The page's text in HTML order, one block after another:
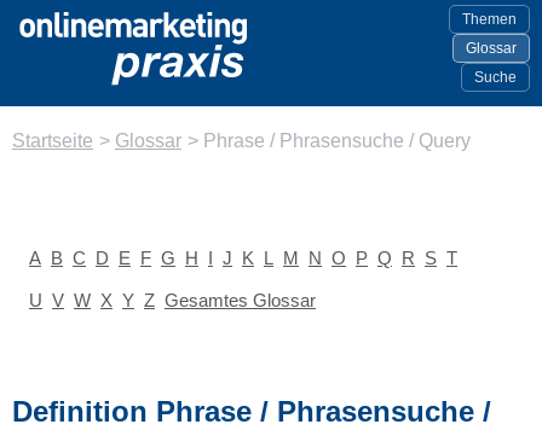
Themen
Glossar
Suche
Startseite > Glossar > Phrase / Phrasensuche / Query
A B C D E F G H I J K L M N O P Q R S T
U V W X Y Z Gesamtes Glossar
Definition Phrase / Phrasensuche /